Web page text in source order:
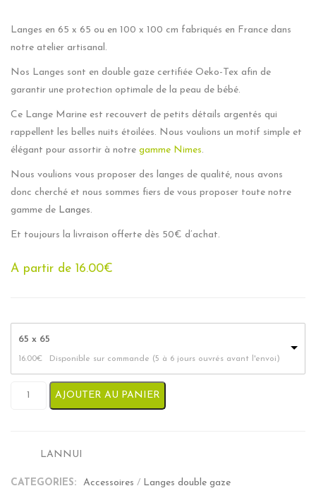
Langes en 65 x 65 ou en 100 x 100 cm fabriqués en France dans
notre atelier artisanal.
Nos Langes sont en double gaze certifiée Oeko-Tex afin de
garantir une protection optimale de la peau de bébé.
Ce Lange Marine est recouvert de petits détails argentés qui
rappellent les belles nuits étoilées. Nous voulions un motif simple et
élégant pour assortir à notre gamme Nimes.
Nous voulions vous proposer des langes de qualité, nous avons
donc cherché et nous sommes fiers de vous proposer toute notre
gamme de Langes.
Et toujours la livraison offerte dès 50€ d’achat.
A partir de 16.00€
65 x 65
16.00€ Disponible sur commande (5 à 6 jours ouvrés avant l'envoi)
quantité de Lange Fait Main - Nuit étoilée
AJOUTER AU PANIER
LANNUI
CATEGORIES: Accessoires / Langes double gaze